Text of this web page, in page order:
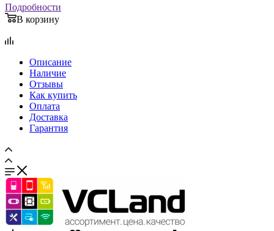
Подробности
В корзину
Описание
Наличие
Отзывы
Как купить
Оплата
Доставка
Гарантия